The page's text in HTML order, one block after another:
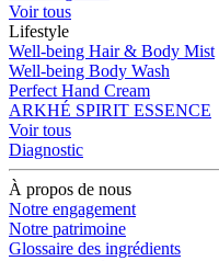
Voir tous
Lifestyle
Well-being Hair & Body Mist
Well-being Body Wash
Perfect Hand Cream
ARKHÉ SPIRIT ESSENCE
Voir tous
Diagnostic
À propos de nous
Notre engagement
Notre patrimoine
Glossaire des ingrédients